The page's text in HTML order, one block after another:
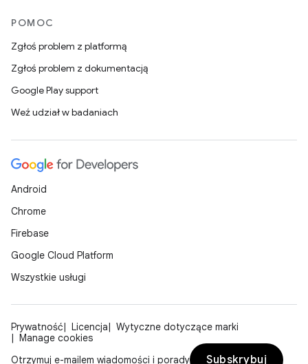
POMOC
Zgłoś problem z platformą
Zgłoś problem z dokumentacją
Google Play support
Weź udział w badaniach
Android
Chrome
Firebase
Google Cloud Platform
Wszystkie usługi
Prywatność Licencja
Wytyczne dotyczące marki
Manage cookies
Otrzymuj e-mailem wiadomości i porady
Subskrybuj